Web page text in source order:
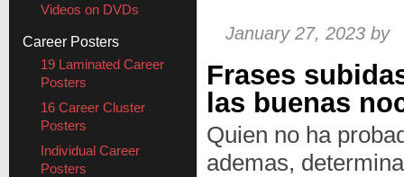
January 27, 2023 by
Frases
las buenas
Quien no ha
ademas,
Videos on DVDs
Career Posters
19 Laminated Career
Posters
16 Career Cluster
Posters
Individual Career
Posters